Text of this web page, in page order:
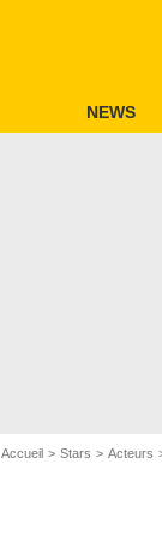
NEWS
Accueil Stars Acteurs